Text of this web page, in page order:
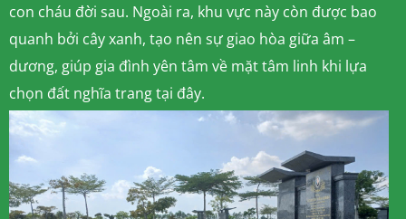
con cháu đời sau. Ngoài ra, khu vực này còn được bao
quanh bởi cây xanh, tạo nên sự giao hòa giữa âm –
dương, giúp gia đình yên tâm về mặt tâm linh khi lựa
chọn đất nghĩa trang tại đây.